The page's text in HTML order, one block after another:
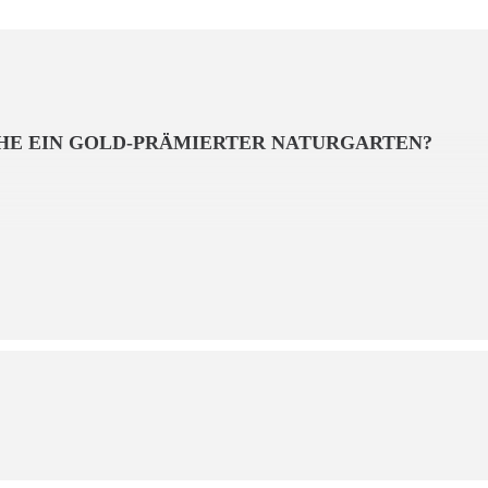
EIN GOLD-PRÄMIERTER NATURGARTEN?